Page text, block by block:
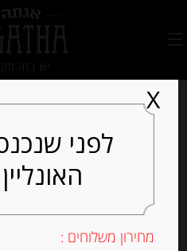
Out of
לפני
מחירון משלוחים :
X